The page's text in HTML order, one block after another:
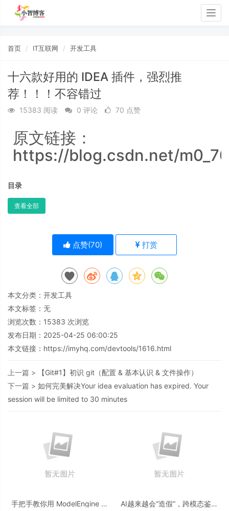
首页 IT互联网 开发工具
十六款好用的 IDEA 插件，强烈推
荐！！！不容错过
15383 阅读 0 评论 70 点赞
原文链接：
https://blog.csdn.net/
目录
查看全部
点赞(70) 打赏
本文分类： 开发工具
本文标签：无
浏览次数： 15383 次浏览
发布日期：2025-04-25 06:00:25
本文链接： https://imyhq.com/devtools/1616.html
上一篇 >
【Git#1】初识 git（配置 & 基本认识 & 文件操作）
下一篇 > 如何完美解决Your idea evaluation has expired. Your
session will be limited to 30 minutes
手把手教你用 ModelEngine 打
AI越来越会“造假“，跨模态鉴伪